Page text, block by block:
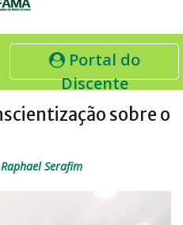
Portal do
Discente
sobre o
Raphael Serafim